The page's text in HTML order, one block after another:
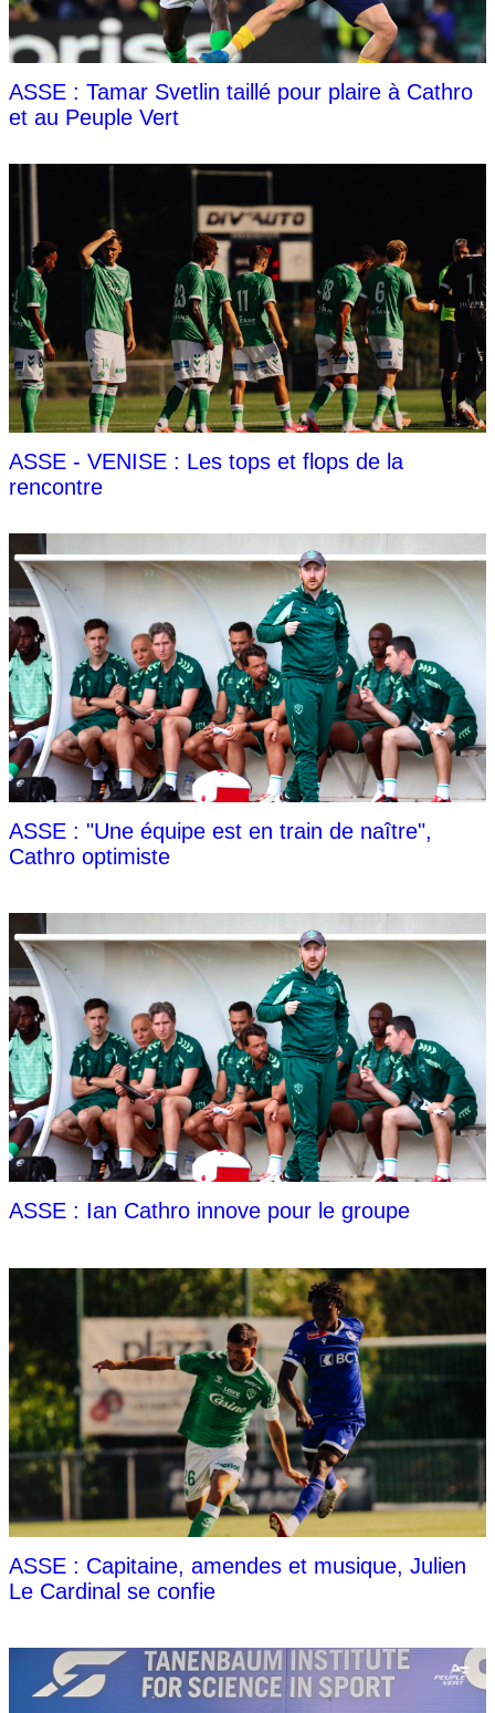
ASSE : Tamar Svetlin taillé pour plaire à Cathro
et au Peuple Vert
ASSE - VENISE : Les tops et flops de la
rencontre
ASSE : "Une équipe est en train de naître",
Cathro optimiste
ASSE : Ian Cathro innove pour le groupe
ASSE : Capitaine, amendes et musique, Julien
Le Cardinal se confie